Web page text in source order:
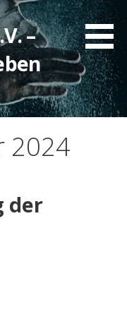
–
2024
der